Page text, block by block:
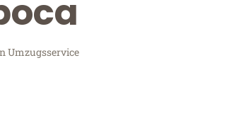
Umzugsservice